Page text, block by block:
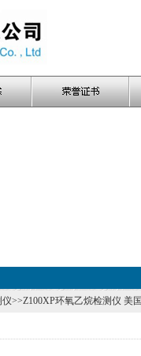
仪>>Z100XP环氧乙烷检测仪 美